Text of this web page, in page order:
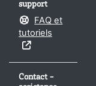
support
FAQ et
tutoriels
Contact -